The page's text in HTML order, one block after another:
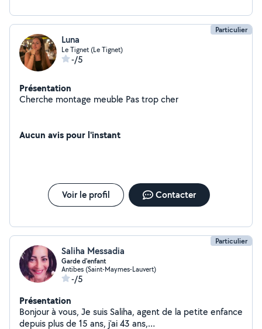
Particulier
Luna
Le Tignet (Le Tignet)
-/5
Présentation
Cherche montage meuble Pas trop cher
Aucun avis pour l'instant
Voir le profil Contacter
Particulier
Saliha Messadia
Garde d'enfant
Antibes (Saint-Maymes-Lauvert)
-/5
Présentation
Bonjour à vous, Je suis Saliha, agent de la petite enfance
depuis plus de 15 ans, j'ai 43 ans,